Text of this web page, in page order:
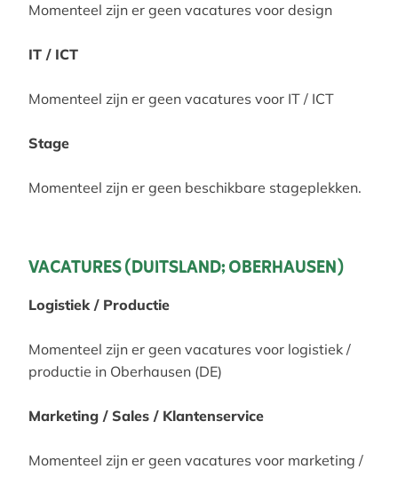
Momenteel zijn er geen vacatures voor design
IT / ICT
Momenteel zijn er geen vacatures voor IT / ICT
Stage
Momenteel zijn er geen beschikbare stageplekken.
VACATURES (DUITSLAND; OBERHAUSEN)
Logistiek / Productie
Momenteel zijn er geen vacatures voor logistiek /
productie in Oberhausen (DE)
Marketing / Sales / Klantenservice
Momenteel zijn er geen vacatures voor marketing /